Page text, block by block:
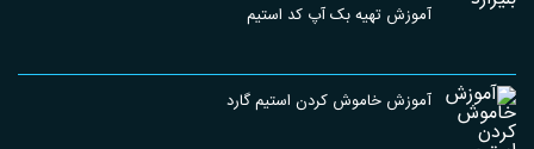
آموزش تهیه بک آپ کد استیم
آموزش خاموش کردن استیم گارد